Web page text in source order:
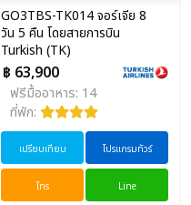
GO3TBS-TK014 จอร์เจีย 8
วัน 5 คืน โดยสายการบิน
Turkish (TK)
฿ 63,900
ฟรีมื้ออาหาร: 14
ที่พัก:
เปรียบเทียบ โปรแกรมทัวร์
โทร Line